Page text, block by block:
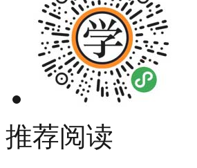
推荐阅读